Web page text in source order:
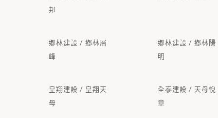
邦
鄉林建設 / 鄉林層
峰
鄉林建設 / 鄉林陽
明
皇翔建設 / 皇翔天
母
全泰建設 / 天母悅
章